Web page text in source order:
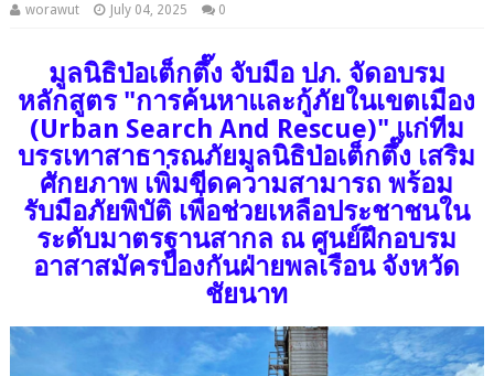
worawut July 04, 2025 0
มูลนิธิป่อเต็กตึ๊ง จับมือ ปภ. จัดอบรม
หลักสูตร "การค้นหาและกู้ภัยในเขตเมือง
(Urban Search And Rescue)" แก่ทีม
บรรเทาสาธารณภัยมูลนิธิป่อเต็กตึ๊ง เสริม
ศักยภาพ เพิ่มขีดความสามารถ พร้อม
รับมือภัยพิบัติ เพื่อช่วยเหลือประชาชนใน
ระดับมาตรฐานสากล ณ ศูนย์ฝึกอบรม
อาสาสมัครป้องกันฝ่ายพลเรือน จังหวัด
ชัยนาท